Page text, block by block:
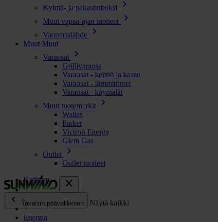
Kylmä- ja pakastinboksi chevron_right
Muut vapaa-ajan tuotteet chevron_right
Varavirtalähde chevron_right
Muut Muut
Varaosat
chevron_right
Grillivaraosa
Varaosat - keittiö ja kaasu
Varaosat - lämmittimet
Varaosat - käymälät
Muut tuotemerkit
chevron_right
Wallas
Parker
Victron Energy
Glem Gas
Outlet
chevron_right
Outlet tuotteet
close
chevron_left
Takaisin päävalikkoon Näytä kaikki
Kotisivu
Energia